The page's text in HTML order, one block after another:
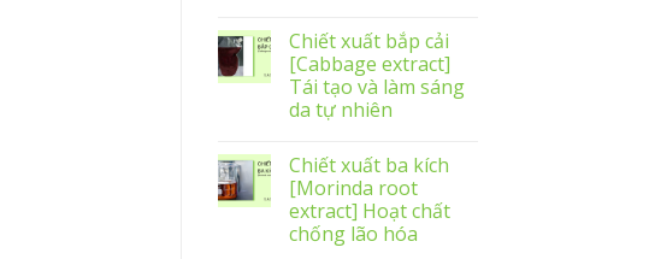
Chiết xuất bắp cải
[Cabbage extract]
Tái tạo và làm sáng
da tự nhiên
Chiết xuất ba kích
[Morinda root
extract] Hoạt chất
chống lão hóa